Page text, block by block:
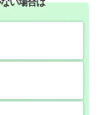
い場合は